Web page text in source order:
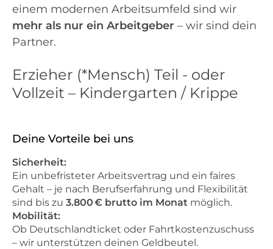
einem modernen Arbeitsumfeld sind wir
mehr als nur ein Arbeitgeber – wir sind dein
Partner.
Erzieher (*Mensch) Teil - oder
Vollzeit – Kindergarten / Krippe
Deine Vorteile bei uns
Sicherheit:
Ein unbefristeter Arbeitsvertrag und ein faires
Gehalt – je nach Berufserfahrung und Flexibilität
sind bis zu 3.800 € brutto im Monat möglich.
Mobilität:
Ob Deutschlandticket oder Fahrtkostenzuschuss
– wir unterstützen deinen Geldbeutel.